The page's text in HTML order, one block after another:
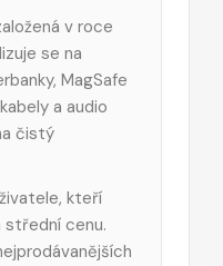
v roce
se na
MagSafe
a audio
čistý
kteří
cenu.